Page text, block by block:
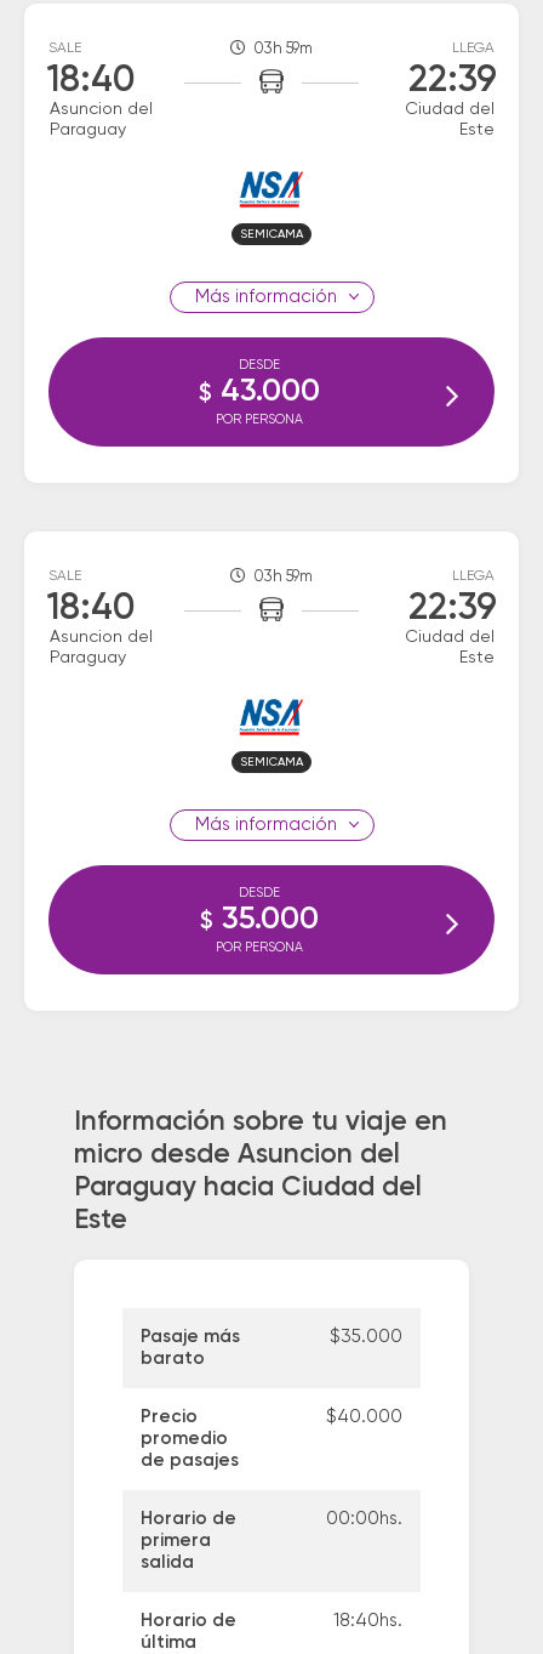
SALE
18:40
Asuncion del
Paraguay
03h 59m LLEGA
22:39
Ciudad del
Este
SEMICAMA
información
DESDE
$ 43.000
POR PERSONA
SALE
18:40
Asuncion del
Paraguay
03h 59m LLEGA
22:39
Ciudad del
Este
SEMICAMA
información
DESDE
$ 35.000
POR PERSONA
Información sobre tu viaje en
micro desde Asuncion del
Paraguay hacia Ciudad del
Este
Pasaje más
barato
$35.000
Precio
promedio
de pasajes
$40.000
Horario de
primera
salida
00:00hs.
Horario de
última
18:40hs.